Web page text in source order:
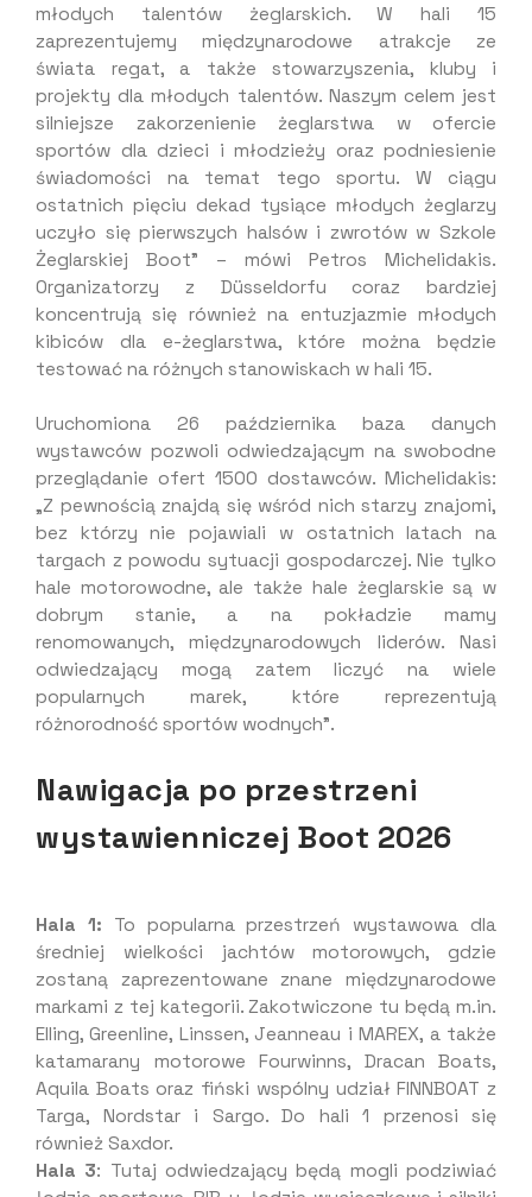
młodych talentów żeglarskich. W hali 15
zaprezentujemy międzynarodowe atrakcje ze
świata regat, a także stowarzyszenia, kluby i
projekty dla młodych talentów. Naszym celem jest
silniejsze zakorzenienie żeglarstwa w ofercie
sportów dla dzieci i młodzieży oraz podniesienie
świadomości na temat tego sportu. W ciągu
ostatnich pięciu dekad tysiące młodych żeglarzy
uczyło się pierwszych halsów i zwrotów w Szkole
Żeglarskiej Boot” – mówi Petros Michelidakis.
Organizatorzy z Düsseldorfu coraz bardziej
koncentrują się również na entuzjazmie młodych
kibiców dla e-żeglarstwa, które można będzie
testować na różnych stanowiskach w hali 15.
Uruchomiona 26 października baza danych
wystawców pozwoli odwiedzającym na swobodne
przeglądanie ofert 1500 dostawców. Michelidakis:
„Z pewnością znajdą się wśród nich starzy znajomi,
bez którzy nie pojawiali w ostatnich latach na
targach z powodu sytuacji gospodarczej. Nie tylko
hale motorowodne, ale także hale żeglarskie są w
dobrym stanie, a na pokładzie mamy
renomowanych, międzynarodowych liderów. Nasi
odwiedzający mogą zatem liczyć na wiele
popularnych marek, które reprezentują
różnorodność sportów wodnych”.
Nawigacja po przestrzeni
wystawienniczej Boot 2026
Hala 1: To popularna przestrzeń wystawowa dla
średniej wielkości jachtów motorowych, gdzie
zostaną zaprezentowane znane międzynarodowe
markami z tej kategorii. Zakotwiczone tu będą m.in.
Elling, Greenline, Linssen, Jeanneau i MAREX, a także
katamarany motorowe Fourwinns, Dracan Boats,
Aquila Boats oraz fiński wspólny udział FINNBOAT z
Targa, Nordstar i Sargo. Do hali 1 przenosi się
również Saxdor.
Hala 3: Tutaj odwiedzający będą mogli podziwiać